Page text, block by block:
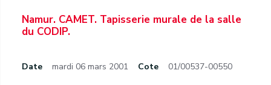
Namur. CAMET. Tapisserie murale de la salle
du CODIP.
Date mardi 06 mars 2001 Cote 01/00537-00550